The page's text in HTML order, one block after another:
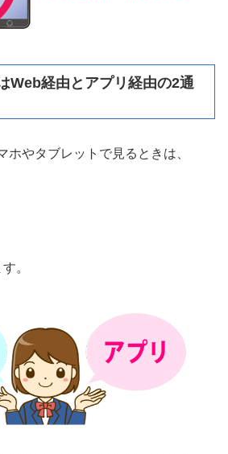
Web経由とアプリ経由の2通
ホやタブレットで見るときは、
。